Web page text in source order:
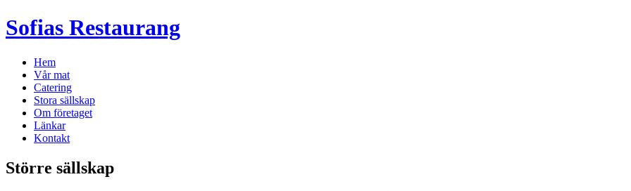
Sofias Restaurang
Hem
Vår mat
Catering
Stora sällskap
Om företaget
Länkar
Kontakt
Större sällskap